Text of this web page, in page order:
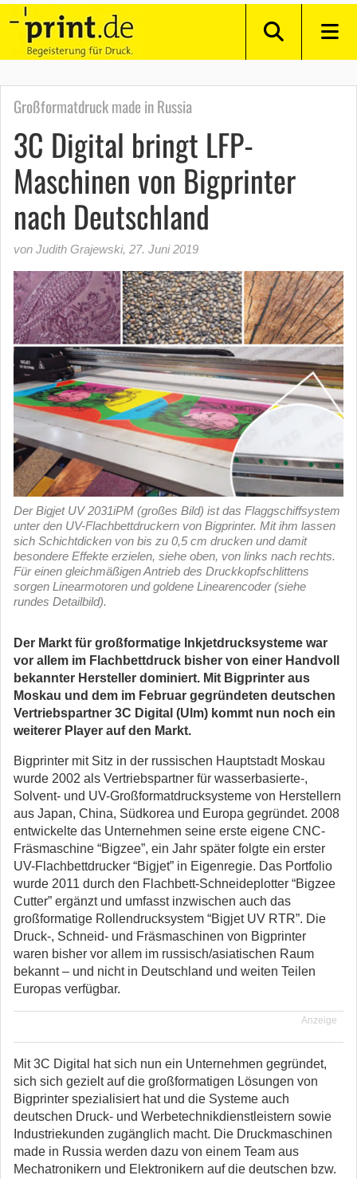
Großformatdruck made in Russia
3C Digital bringt LFP-
Maschinen von Bigprinter
nach Deutschland
von Judith Grajewski, 27. Juni 2019
Der Bigjet UV 2031iPM (großes Bild) ist das Flaggschiffsystem
unter den UV-Flachbettdruckern von Bigprinter. Mit ihm lassen
sich Schichtdicken von bis zu 0,5 cm drucken und damit
besondere Effekte erzielen, siehe oben, von links nach rechts.
Für einen gleichmäßigen Antrieb des Druckkopfschlittens
sorgen Linearmotoren und goldene Linearencoder (siehe
rundes Detailbild).
Der Markt für großformatige Inkjetdrucksysteme war
vor allem im Flachbettdruck bisher von einer Handvoll
bekannter Hersteller dominiert. Mit Bigprinter aus
Moskau und dem im Februar gegründeten deutschen
Vertriebspartner 3C Digital (Ulm) kommt nun noch ein
weiterer Player auf den Markt.
Bigprinter mit Sitz in der russischen Hauptstadt Moskau
wurde 2002 als Vertriebspartner für wasserbasierte-,
Solvent- und UV-Großformatdrucksysteme von Herstellern
aus Japan, China, Südkorea und Europa gegründet. 2008
entwickelte das Unternehmen seine erste eigene CNC-
Fräsmaschine “Bigzee”, ein Jahr später folgte ein erster
UV-Flachbettdrucker “Bigjet” in Eigenregie. Das Portfolio
wurde 2011 durch den Flachbett-Schneideplotter “Bigzee
Cutter” ergänzt und umfasst inzwischen auch das
großformatige Rollendrucksystem “Bigjet UV RTR”. Die
Druck-, Schneid- und Fräsmaschinen von Bigprinter
waren bisher vor allem im russisch/asiatischen Raum
bekannt – und nicht in Deutschland und weiten Teilen
Europas verfügbar.
Anzeige
Mit 3C Digital hat sich nun ein Unternehmen gegründet,
sich sich gezielt auf die großformatigen Lösungen von
Bigprinter spezialisiert hat und die Systeme auch
deutschen Druck- und Werbetechnikdienstleistern sowie
Industriekunden zugänglich macht. Die Druckmaschinen
made in Russia werden dazu von einem Team aus
Mechatronikern und Elektronikern auf die deutschen bzw.